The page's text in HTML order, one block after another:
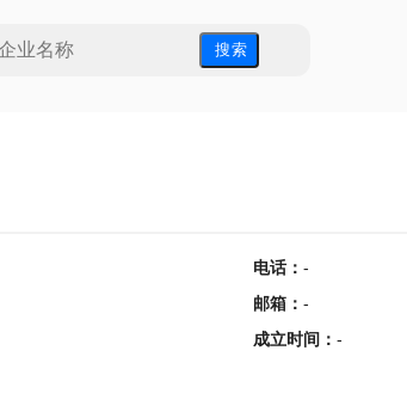
搜 索
电话： -
邮箱 ： -
成立时间 ： -